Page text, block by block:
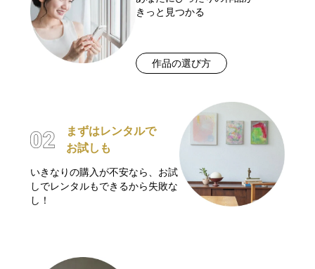
きっと見つかる
作品の選び方
まずはレンタルで
お試しも
いきなりの購入が不安なら、お試
しでレンタルもできるから失敗な
し！